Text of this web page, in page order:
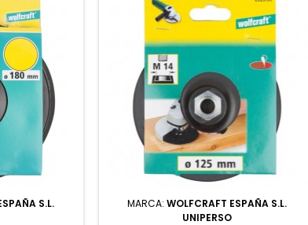
S.L.
MARCA:WOLFCRAFT ESPAÑA S.L.
UNIPERSO